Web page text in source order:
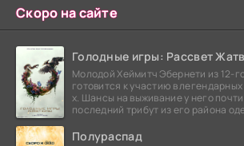
Скоро на сайте
Голодные игры: Рассвет
Молодой Хеймитч Эбернети из 12-
готовится к участию в
х. Шансы на выживание у него
последний трибут из его района
Полураспад